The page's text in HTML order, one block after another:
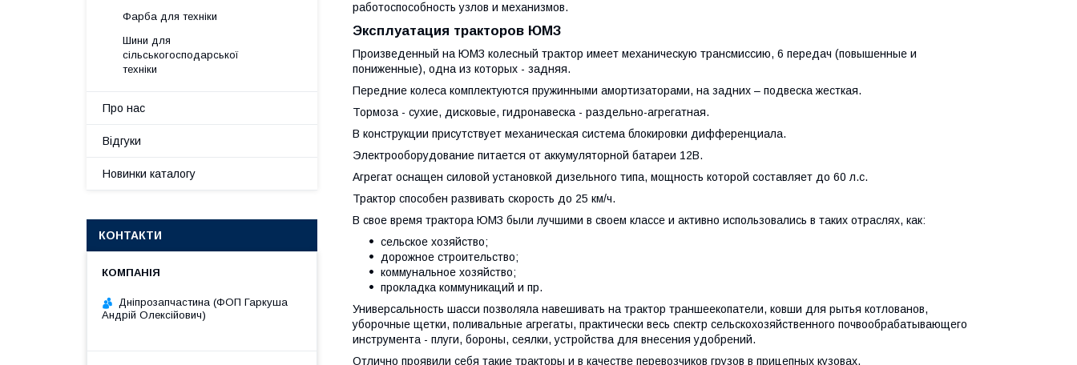
работоспособность узлов и механизмов.
Эксплуатация тракторов ЮМЗ
Произведенный на ЮМЗ колесный трактор имеет механическую трансмиссию, 6 передач (повышенные и
пониженные), одна из которых - задняя.
Передние колеса комплектуются пружинными амортизаторами, на задних – подвеска жесткая.
Тормоза - сухие, дисковые, гидронавеска - раздельно-агрегатная.
В конструкции присутствует механическая система блокировки дифференциала.
Электрооборудование питается от аккумуляторной батареи 12В.
Агрегат оснащен силовой установкой дизельного типа, мощность которой составляет до 60 л.с.
Трактор способен развивать скорость до 25 км/ч.
В свое время трактора ЮМЗ были лучшими в своем классе и активно использовались в таких отраслях, как:
сельское хозяйство;
дорожное строительство;
коммунальное хозяйство;
прокладка коммуникаций и пр.
Универсальность шасси позволяла навешивать на трактор траншеекопатели, ковши для рытья котлованов,
уборочные щетки, поливальные агрегаты, практически весь спектр сельскохозяйственного почвообрабатывающего
инструмента - плуги, бороны, сеялки, устройства для внесения удобрений.
Отлично проявили себя такие тракторы и в качестве перевозчиков грузов в прицепных кузовах.
Фарба для техніки
Шини для
сільськогосподарської
техніки
Про нас
Відгуки
Новинки каталогу
КОНТАКТИ
Дніпрозапчастина (ФОП Гаркуша
Андрій Олексійович)